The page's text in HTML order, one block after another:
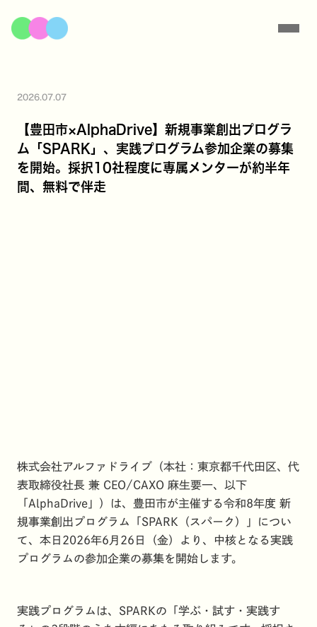
2026.07.07
【豊田市×AlphaDrive】新規事業創出プログラ
ム「SPARK」、実践プログラム参加企業の募集
を開始。採択10社程度に専属メンターが約半年
間、無料で伴走
株式会社アルファドライブ（本社：東京都千代田区、代
表取締役社長 兼 CEO/CAXO 麻生要一、以下
「AlphaDrive」）は、豊田市が主催する令和8年度 新
規事業創出プログラム「SPARK（スパーク）」につい
て、本日2026年6月26日（金）より、中核となる実践
プログラムの参加企業の募集を開始します。
実践プログラムは、SPARKの「学ぶ・試す・実践す